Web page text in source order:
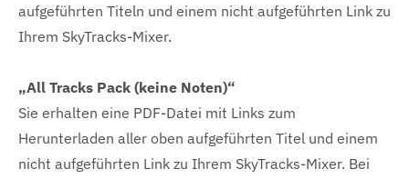
aufgeführten Titeln und einem nicht aufgeführten Link zu
Ihrem SkyTracks-Mixer.
„All Tracks Pack (keine Noten)“
Sie erhalten eine PDF-Datei mit Links zum
Herunterladen aller oben aufgeführten Titel und einem
nicht aufgeführten Link zu Ihrem SkyTracks-Mixer. Bei